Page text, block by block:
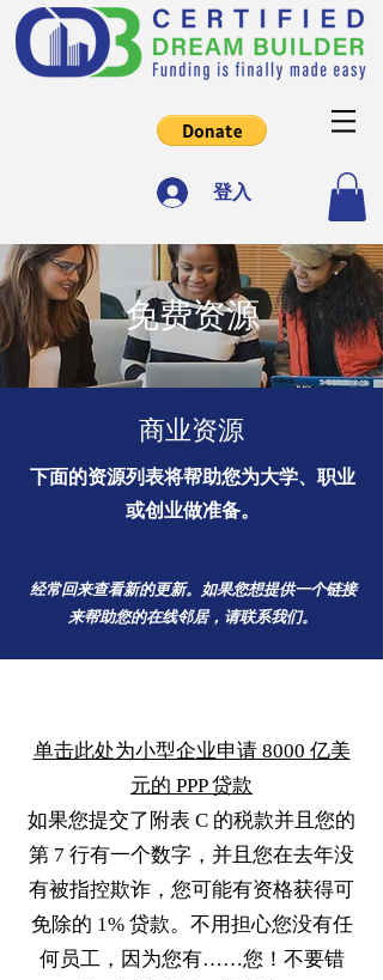
登入
免费资源
商业资源
下面的资源列表将帮助您为大学、职业
或创业做准备。
经常回来查看新的更新。如果您想提供一个链接
来帮助您的在线邻居，请联系我们。
单击此处为小型企业申请 8000 亿美
元的 PPP 贷款
如果您提交了附表 C 的税款并且您的
第 7 行有一个数字，并且您在去年没
有被指控欺诈，您可能有资格获得可
免除的 1% 贷款。不用担心您没有任
何员工，因为您有……您！不要错